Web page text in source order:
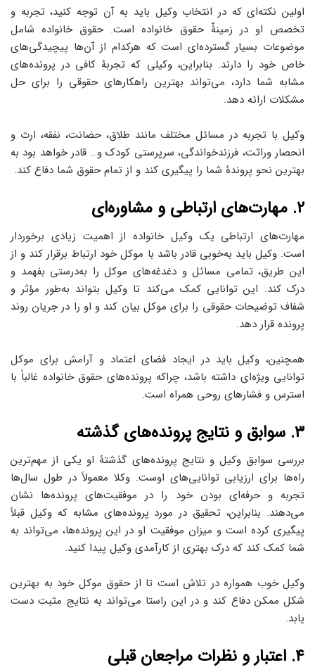
اولین نکته‌ای که در انتخاب وکیل باید به آن توجه کنید، تجربه و
تخصص او در زمینۀّ حقوق خانواده است. حقوق خانواده شامل
موضوعات بسیار گسترده‌ای است که هرکدام از آن‌ها پیچیدگی‌های
خاص خود را دارند. بنابراین، وکیلی که تجربۀ کافی در پرونده‌های
مشابه شما دارد، می‌تواند بهترین راهکارهای حقوقی را برای حل
مشکلات ارائه دهد.
وکیل با تجربه در مسائل مختلف مانند طلاق، حضانت، نفقه، ارث و
انحصار وراثت، فرزندخواندگی، سرپرستی کودک و… قادر خواهد بود به
بهترین نحو پروندۀ شما را پیگیری کند و از تمام حقوق شما دفاع کند.
۲. مهارت‌های ارتباطی و مشاوره‌ای
مهارت‌های ارتباطی یک وکیل خانواده از اهمیت زیادی برخوردار
است. وکیل باید به‌خوبی قادر باشد با موکل خود ارتباط برقرار کند و از
این طریق، تمامی مسائل و دغدغه‌های موکل را به‌درستی بفهمد و
درک کند. این توانایی کمک می‌کند تا وکیل بتواند به‌طور مؤثر و
شفاف توضیحات حقوقی را برای موکل بیان کند و او را در جریان روند
پرونده قرار دهد.
همچنین، وکیل باید در ایجاد فضای اعتماد و آرامش برای موکل
توانایی ویژه‌ای داشته باشد، چراکه پرونده‌های حقوق خانواده غالباً با
استرس و فشارهای روحی همراه است.
۳. سوابق و نتایج پرونده‌های گذشته
بررسی سوابق وکیل و نتایج پرونده‌های گذشتۀ او یکی از مهم‌ترین
راه‌ها برای ارزیابی توانایی‌های اوست. وکلا معمولاً در طول سال‌ها
تجربه و حرفه‌ای بودن خود را در موفقیت‌های پرونده‌ها نشان
می‌دهند. بنابراین، تحقیق در مورد پرونده‌های مشابه که وکیل قبلاً
پیگیری کرده است و میزان موفقیت او در این پرونده‌ها، می‌تواند به
شما کمک کند که درک بهتری از کارآمدی وکیل پیدا کنید.
وکیل خوب همواره در تلاش است تا از حقوق موکل خود به بهترین
شکل ممکن دفاع کند و در این راستا می‌تواند به نتایج مثبت دست
یابد.
۴. اعتبار و نظرات مراجعان قبلی